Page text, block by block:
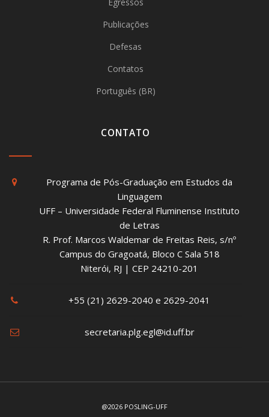
Publicações
Defesas
Contatos
Português (BR)
CONTATO
Programa de Pós-Graduação em Estudos da
Linguagem
UFF – Universidade Federal Fluminense Instituto
de Letras
R. Prof. Marcos Waldemar de Freitas Reis, s/nº
Campus do Gragoatá, Bloco C Sala 518
Niterói, RJ | CEP 24210-201
+55 (21) 2629-2040 e 2629-2041
secretaria.plg.egl@id.uff.br
@2026 POSLING-UFF